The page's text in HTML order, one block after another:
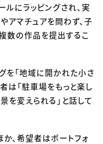
にラッピングされ、実
アマチュアを問わず、子
数の作品を提出するこ
を「地域に開かれた小さ
は「駐車場をもっと楽し
を変えられる」と話して
、希望者はポートフォ